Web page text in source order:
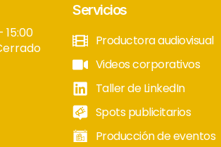
15:00
Servicios
Productora audiovisual
Videos corporativos
Taller de LinkedIn
Spots publicitarios
Producción de eventos